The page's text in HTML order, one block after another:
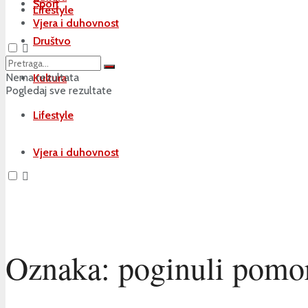
Sport
Društvo
Kultura
Lifestyle
Vjera i duhovnost
Lifestyle
Vjera i duhovnost
Nema rezultata
Pogledaj sve rezultate
Oznaka: poginuli